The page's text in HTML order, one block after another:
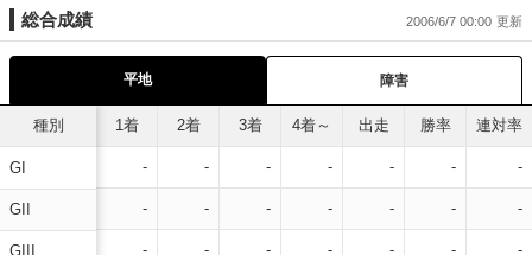
総合成績 2006/6/7 00:00
平地 障害
種別
GI
GII
GIII
1着 2着 3着 4着～ 出走 勝率 連対率
- - - - - - -
- - - - - - -
- - - - - - -